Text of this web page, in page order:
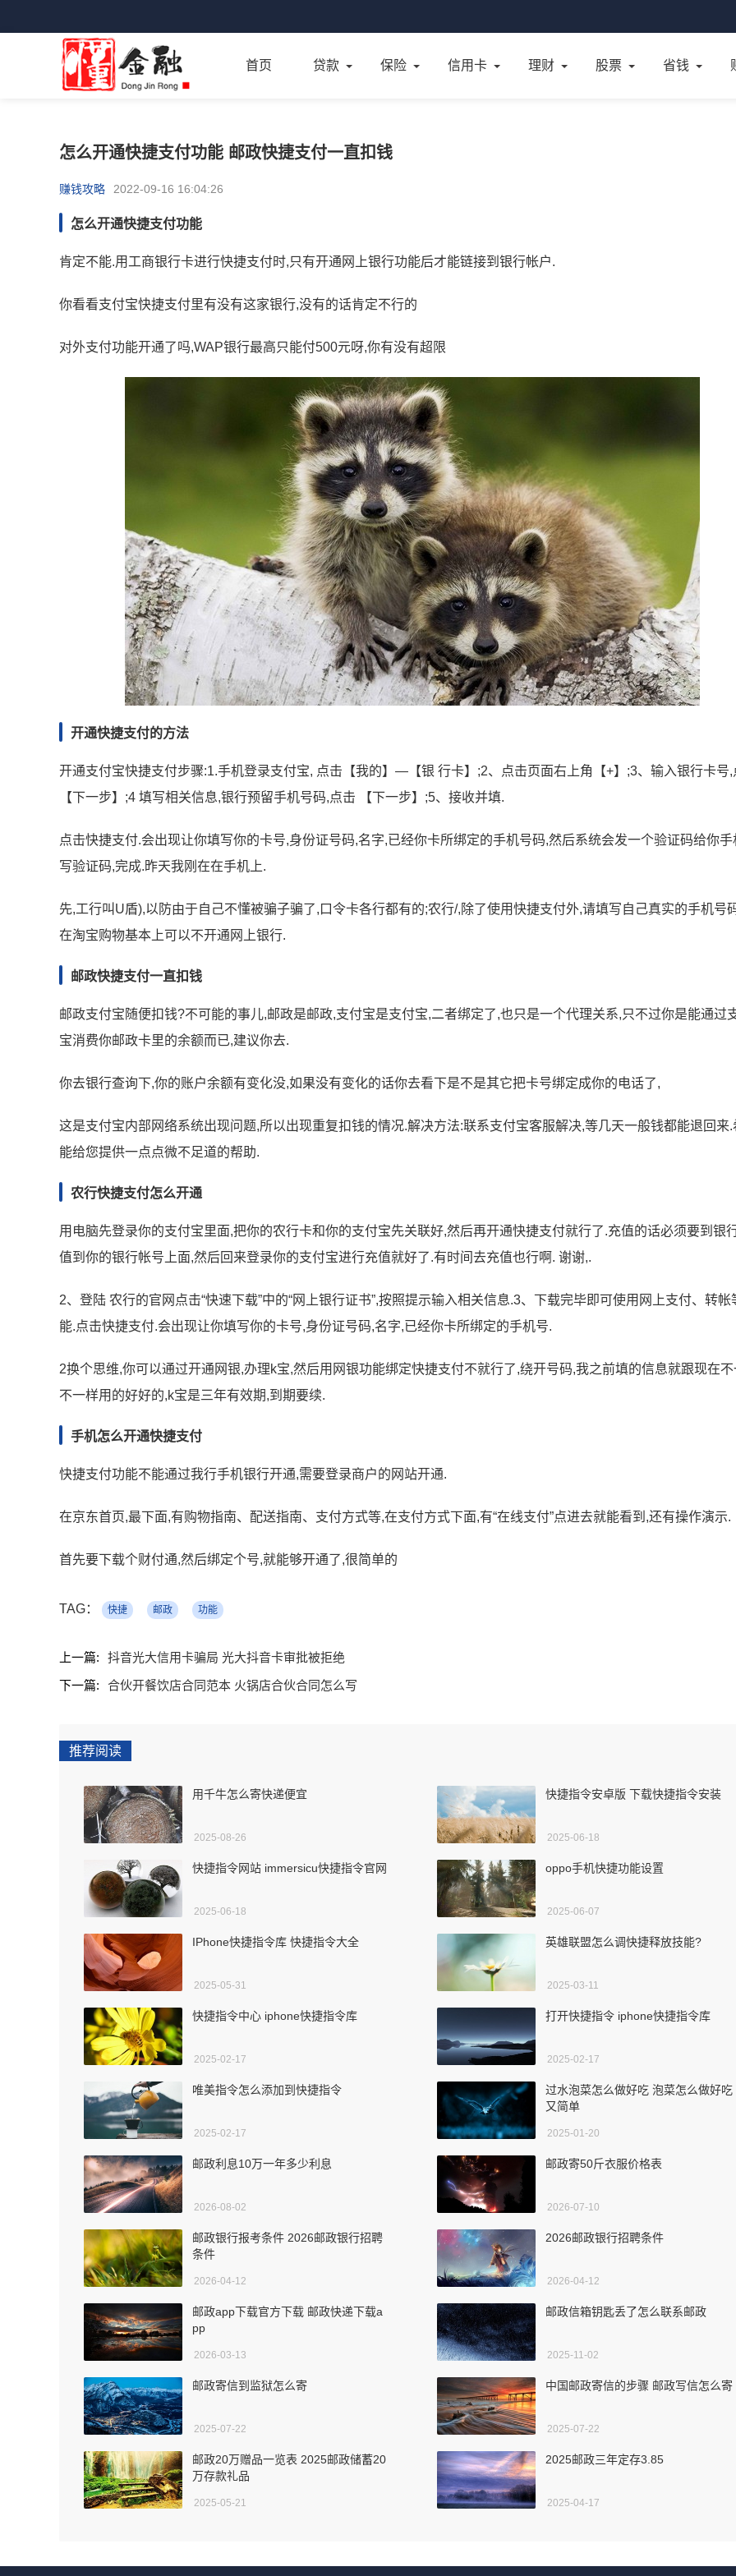
首页 贷款 保险 信用卡 理财 股票 省钱
怎么开通快捷支付功能 邮政快捷支付一直扣钱
赚钱攻略 2022-09-16 16:04:26
怎么开通快捷支付功能
肯定不能.用工商银行卡进行快捷支付时,只有开通网上银行功能后才能链接到银行帐户.
你看看支付宝快捷支付里有没有这家银行,没有的话肯定不行的
对外支付功能开通了吗,WAP银行最高只能付500元呀,你有没有超限
开通快捷支付的方法
开通支付宝快捷支付步骤:1.手机登录支付宝, 点击【我的】—【银 行卡】;2、点击页面右上角【+】;3、输入银行卡号,
【下一步】;4 填写相关信息,银行预留手机号码,点击 【下一步】;5、接收并填.
点击快捷支付.会出现让你填写你的卡号,身份证号码,名字,已经你卡所绑定的手机号码,然后系统会发一个验证码给你手
写验证码,完成.昨天我刚在在手机上.
先,工行叫U盾),以防由于自己不懂被骗子骗了,口令卡各行都有的;农行/,除了使用快捷支付外,请填写自己真实的手机号
在淘宝购物基本上可以不开通网上银行.
邮政快捷支付一直扣钱
邮政支付宝随便扣钱?不可能的事儿,邮政是邮政,支付宝是支付宝,二者绑定了,也只是一个代理关系,只不过你是能通过
宝消费你邮政卡里的余额而已,建议你去.
你去银行查询下,你的账户余额有变化没,如果没有变化的话你去看下是不是其它把卡号绑定成你的电话了,
这是支付宝内部网络系统出现问题,所以出现重复扣钱的情况.解决方法:联系支付宝客服解决,等几天一般钱都能退回来.
能给您提供一点点微不足道的帮助.
农行快捷支付怎么开通
用电脑先登录你的支付宝里面,把你的农行卡和你的支付宝先关联好,然后再开通快捷支付就行了.充值的话必须要到银
值到你的银行帐号上面,然后回来登录你的支付宝进行充值就好了.有时间去充值也行啊. 谢谢,.
2、登陆 农行的官网点击“快速下载”中的“网上银行证书”,按照提示输入相关信息.3、下载完毕即可使用网上支付、转帐
能.点击快捷支付.会出现让你填写你的卡号,身份证号码,名字,已经你卡所绑定的手机号.
2换个思维,你可以通过开通网银,办理k宝,然后用网银功能绑定快捷支付不就行了,绕开号码,我之前填的信息就跟现在不
不一样用的好好的,k宝是三年有效期,到期要续.
手机怎么开通快捷支付
快捷支付功能不能通过我行手机银行开通,需要登录商户的网站开通.
在京东首页,最下面,有购物指南、配送指南、支付方式等,在支付方式下面,有“在线支付”点进去就能看到,还有操作演示.
首先要下载个财付通,然后绑定个号,就能够开通了,很简单的
TAG： 快捷 邮政 功能
上一篇:
抖音光大信用卡骗局 光大抖音卡审批被拒绝
下一篇:
合伙开餐饮店合同范本 火锅店合伙合同怎么写
推荐阅读
用千牛怎么寄快递便宜
2025-08-26
快捷指令安卓版 下载快捷指令安装
2025-06-18
快捷指令网站 immersicu快捷指令官网
2025-06-18
oppo手机快捷功能设置
2025-06-07
IPhone快捷指令库 快捷指令大全
2025-05-31
英雄联盟怎么调快捷释放技能?
2025-03-11
快捷指令中心 iphone快捷指令库
2025-02-17
打开快捷指令 iphone快捷指令库
2025-02-17
唯美指令怎么添加到快捷指令
2025-02-17
过水泡菜怎么做好吃 泡菜怎么做好吃
又简单
2025-01-20
邮政利息10万一年多少利息
2026-08-02
邮政寄50斤衣服价格表
2026-07-10
邮政银行报考条件 2026邮政银行招聘
条件
2026-04-12
2026邮政银行招聘条件
2026-04-12
邮政app下载官方下载 邮政快递下载a
pp
2026-03-13
邮政信箱钥匙丢了怎么联系邮政
2025-11-02
邮政寄信到监狱怎么寄
2025-07-22
中国邮政寄信的步骤 邮政写信怎么寄
2025-07-22
邮政20万赠品一览表 2025邮政储蓄20
万存款礼品
2025-05-21
2025邮政三年定存3.85
2025-04-17